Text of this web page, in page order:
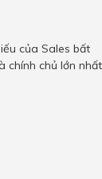
của Sales bất
chính chủ lớn nhất